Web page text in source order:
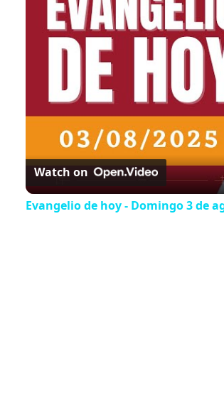
Watch on
Evangelio de hoy - Domingo 3 de